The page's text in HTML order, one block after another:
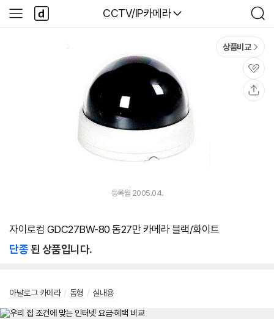
다나와
CCTV/IP카메라
검
색
사
이
다
나
와
상품비교
관
심
등록월 2005.04.
자이로컴 GDC27BW-80 돔27만 카메라 블랙/화이트
단종된 상품입니다.
아날로그 카메라 / 돔형 / 실내용